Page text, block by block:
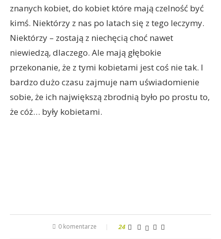
znanych kobiet, do kobiet które mają czelność być
kimś. Niektórzy z nas po latach się z tego leczymy.
Niektórzy – zostają z niechęcią choć nawet
niewiedzą, dlaczego. Ale mają głębokie
przekonanie, że z tymi kobietami jest coś nie tak. I
bardzo dużo czasu zajmuje nam uświadomienie
sobie, że ich największą zbrodnią było po prostu to,
że cóż… były kobietami.
0 komentarze 24